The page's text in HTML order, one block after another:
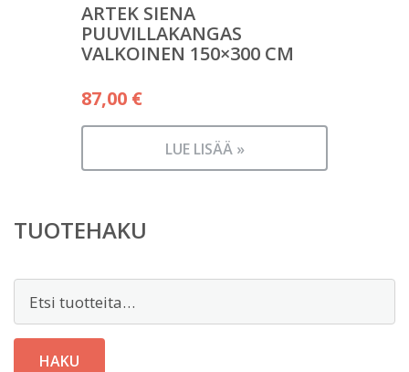
ARTEK SIENA
PUUVILLAKANGAS
VALKOINEN 150×300 CM
87,00 €
LUE LISÄÄ »
TUOTEHAKU
HAKU